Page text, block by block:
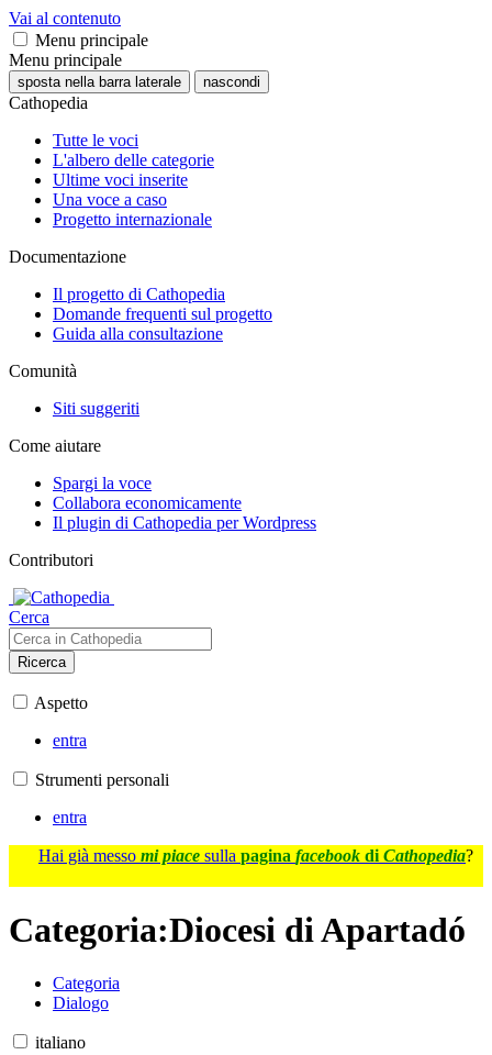
Vai al contenuto
Menu principale
Menu principale
sposta nella barra laterale nascondi
Cathopedia
Tutte le voci
L'albero delle categorie
Ultime voci inserite
Una voce a caso
Progetto internazionale
Documentazione
Il progetto di Cathopedia
Domande frequenti sul progetto
Guida alla consultazione
Comunità
Siti suggeriti
Come aiutare
Spargi la voce
Collabora economicamente
Il plugin di Cathopedia per Wordpress
Contributori
Cerca
Ricerca
Aspetto
entra
Strumenti personali
entra
Hai già messo mi piace sulla pagina facebook di Cathopedia?
Categoria:Diocesi di Apartadó
Categoria
Dialogo
italiano